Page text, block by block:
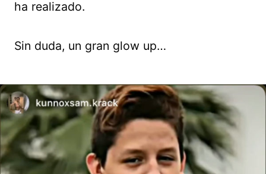
ha realizado.
Sin duda, un gran glow up…